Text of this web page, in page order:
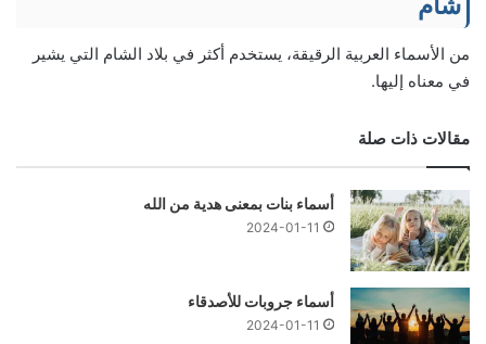
من الأسماء العربية الرقيقة، يستخدم أكثر في بلاد الشام التي يشير
في معناه إليها.
مقالات ذات صلة
أسماء بنات بمعنى هدية من الله
2024-01-11
أسماء جروبات للأصدقاء
2024-01-11